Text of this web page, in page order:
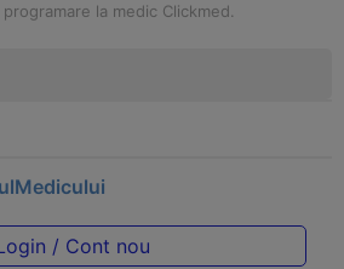
la medic Clickmed.
/ Cont nou